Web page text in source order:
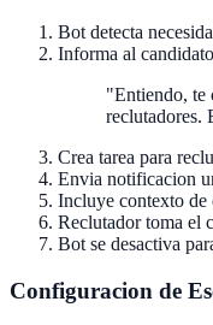
Bot detecta
Informa al
"Entiendo, te
reclutadores.
Crea tarea para
Envia notificacion
Incluye contexto de
Reclutador toma el
Bot se desactiva
Configuracion de